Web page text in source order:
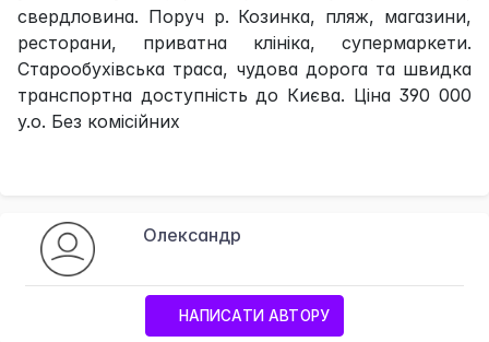
свердловина. Поруч р. Козинка, пляж, магазини,
ресторани, приватна клініка, супермаркети.
Старообухівська траса, чудова дорога та швидка
транспортна доступність до Києва. Ціна 390 000
у.о. Без комісійних
Олександр
НАПИСАТИ АВТОРУ